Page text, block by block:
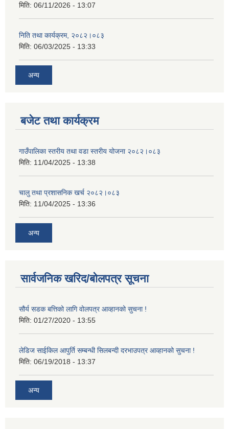
मिति: 06/11/2026 - 13:07
निति तथा कार्यक्रम, २०८२।०८३
मिति: 06/03/2025 - 13:33
अन्य
बजेट तथा कार्यक्रम
गाउँपालिका स्तरीय तथा वडा स्तरीय योजना २०८२।०८३
मिति: 11/04/2025 - 13:38
चालु तथा प्रशासनिक खर्च २०८२।०८३
मिति: 11/04/2025 - 13:36
अन्य
सार्वजनिक खरिद/बोलपत्र सूचना
सौर्य सडक बत्तिको लागि वोलपत्र आव्हानको सुचना !
मिति: 01/27/2020 - 13:55
लेडिज साईकिल आपुर्ति सम्बन्धी सिलबन्दी दरभाउपत्र आव्हानको सुचना !
मिति: 06/19/2018 - 13:37
अन्य